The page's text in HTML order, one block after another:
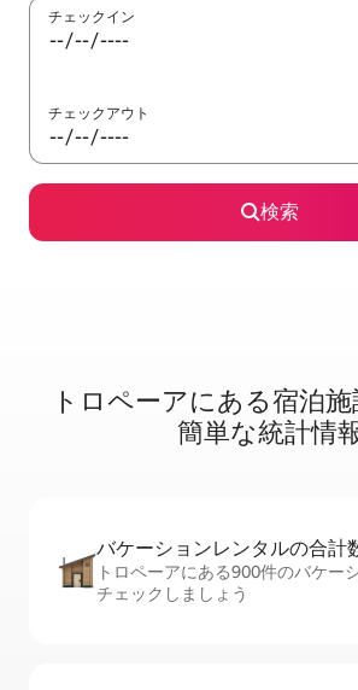
チェックイン
チェックアウト
検索
トロペーアに⁠あ⁠る宿⁠泊⁠
簡⁠単⁠な統⁠計⁠情⁠
バケーションレ⁠ン⁠タ⁠ル⁠の合⁠計⁠
トロペーアにある900件のバケー
チェックしましょう